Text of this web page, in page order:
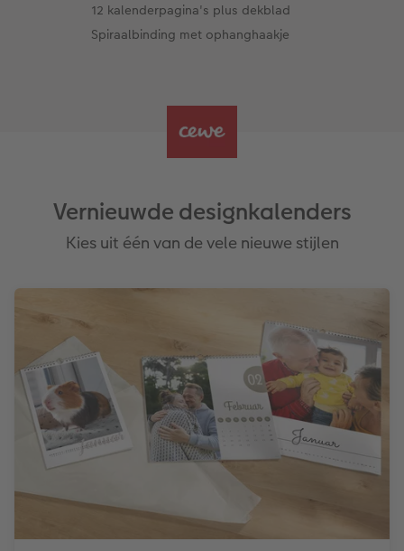
12 kalenderpagina's plus dekblad
Spiraalbinding met ophanghaakje
Vernieuwde designkalenders
Kies uit één van de vele nieuwe stijlen